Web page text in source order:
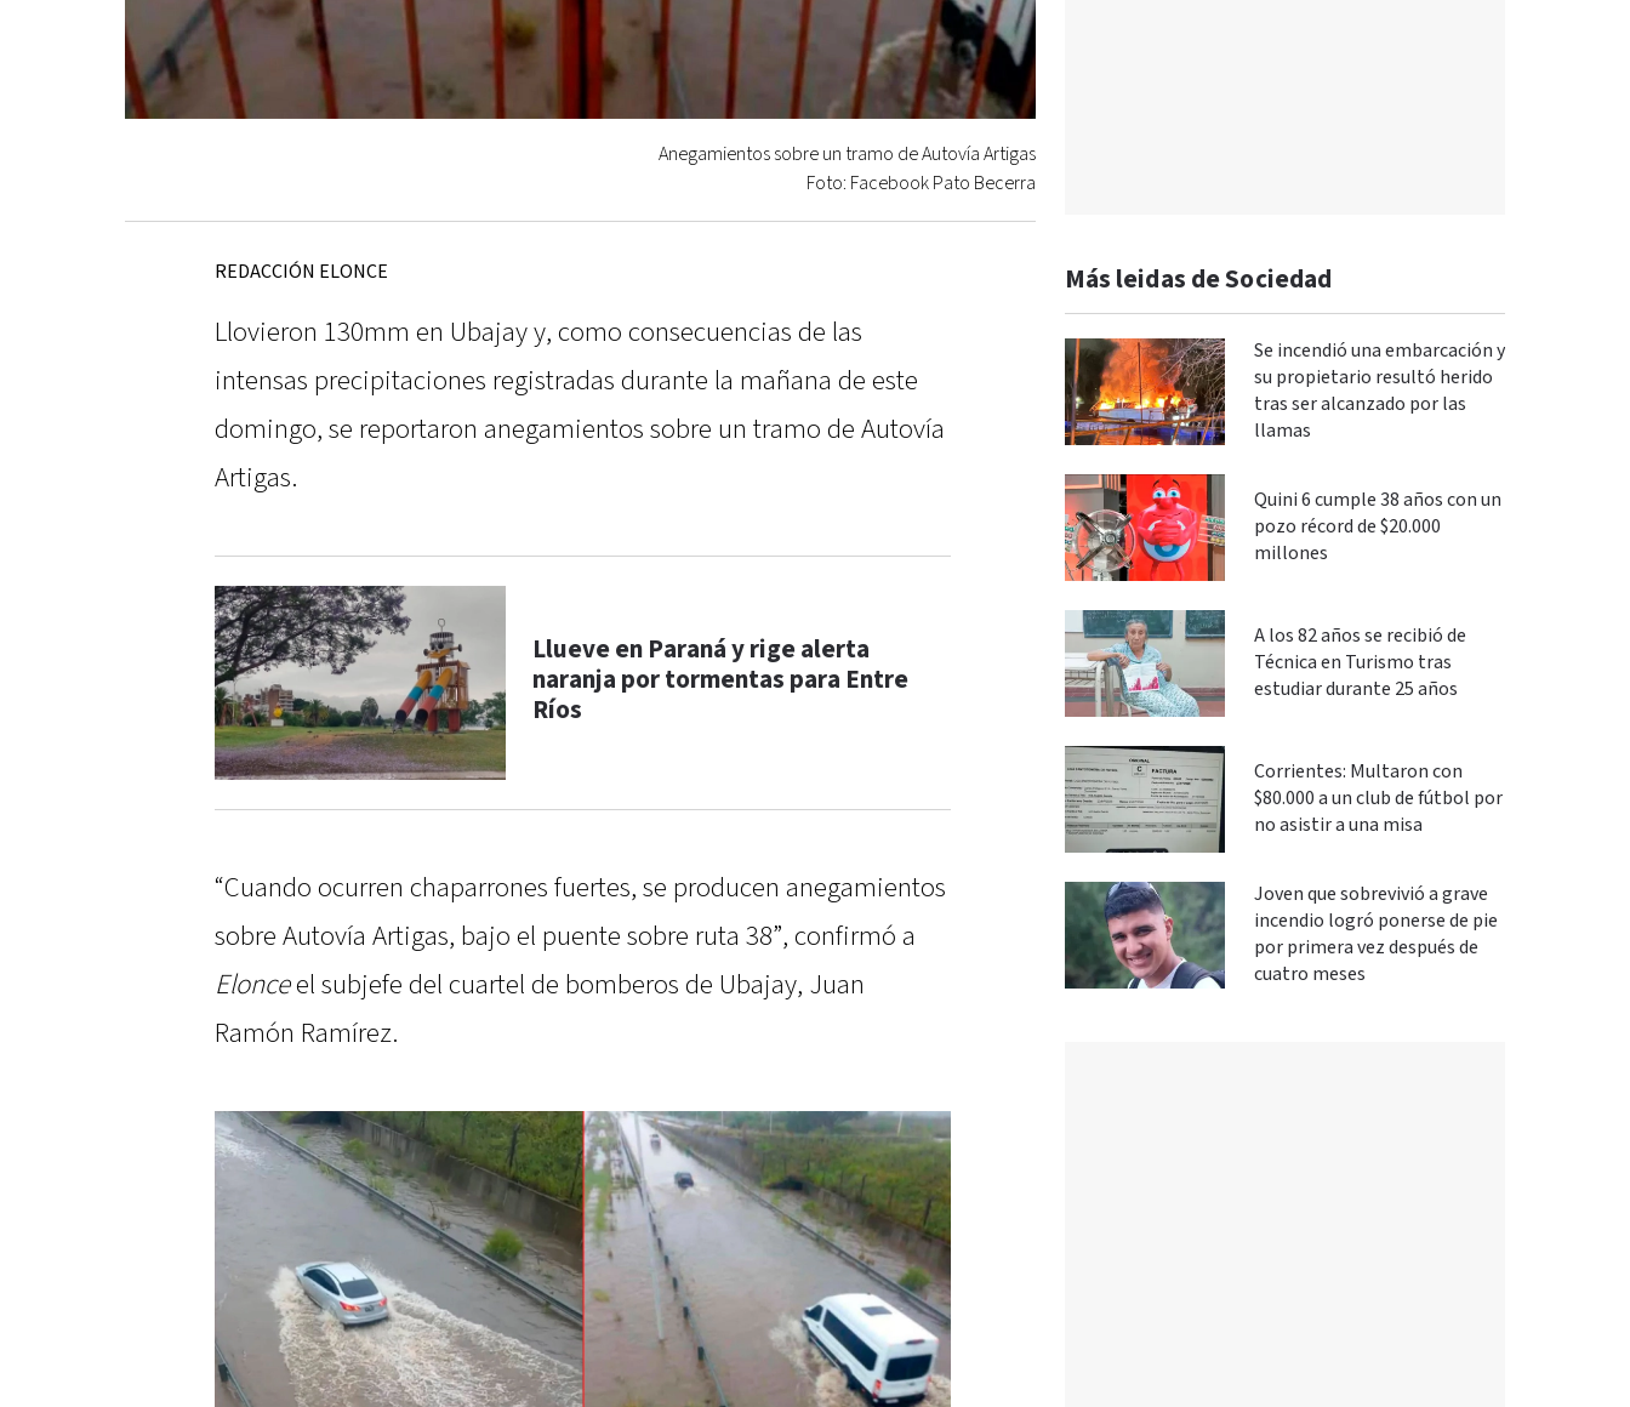
Anegamientos sobre un tramo de Autovía Artigas
Foto: Facebook Pato Becerra
REDACCIÓN ELONCE
Llovieron 130mm en Ubajay y, como consecuencias de las
intensas precipitaciones registradas durante la mañana de este
domingo, se reportaron anegamientos sobre un tramo de Autovía
Artigas.
Llueve en Paraná y rige alerta
naranja por tormentas para Entre
Ríos
“Cuando ocurren chaparrones fuertes, se producen anegamientos
sobre Autovía Artigas, bajo el puente sobre ruta 38”, confirmó a
Elonceel subjefe del cuartel de bomberos de Ubajay, Juan
Ramón Ramírez.
Más leidas de Sociedad
Se incendió una embarcación y
su propietario resultó herido
tras ser alcanzado por las
llamas
Quini 6 cumple 38 años con un
pozo récord de $20.000
millones
A los 82 años se recibió de
Técnica en Turismo tras
estudiar durante 25 años
Corrientes: Multaron con
$80.000 a un club de fútbol por
no asistir a una misa
Joven que sobrevivió a grave
incendio logró ponerse de pie
por primera vez después de
cuatro meses